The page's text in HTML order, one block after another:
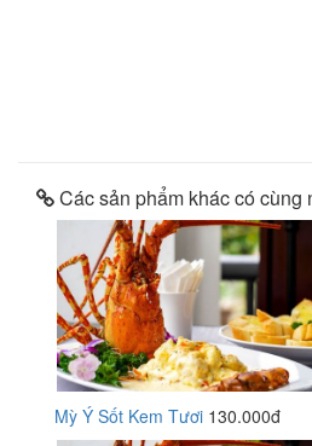
Các sản phẩm khác có cùng
Mỳ Ý Sốt Kem Tươi 130.000đ